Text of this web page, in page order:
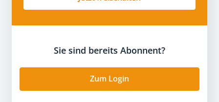
Sie sind bereits Abonnent?
Zum Login